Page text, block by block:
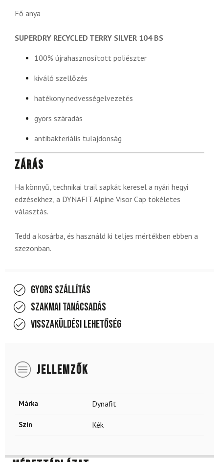
Fő anya
SUPERDRY RECYCLED TERRY SILVER 104 BS
100% újrahasznosított poliészter
kiváló szellőzés
hatékony nedvességelvezetés
gyors száradás
antibakteriális tulajdonság
Zárás
Ha könnyű, technikai trail sapkát keresel a nyári hegyi
edzésekhez, a DYNAFIT Alpine Visor Cap tökéletes
választás.
Tedd a kosárba, és használd ki teljes mértékben ebben a
szezonban.
Gyors szállítás
Szakmai tanácsadás
Visszaküldési lehetőség
JELLEMZŐK
Márka Dynafit
Szín Kék